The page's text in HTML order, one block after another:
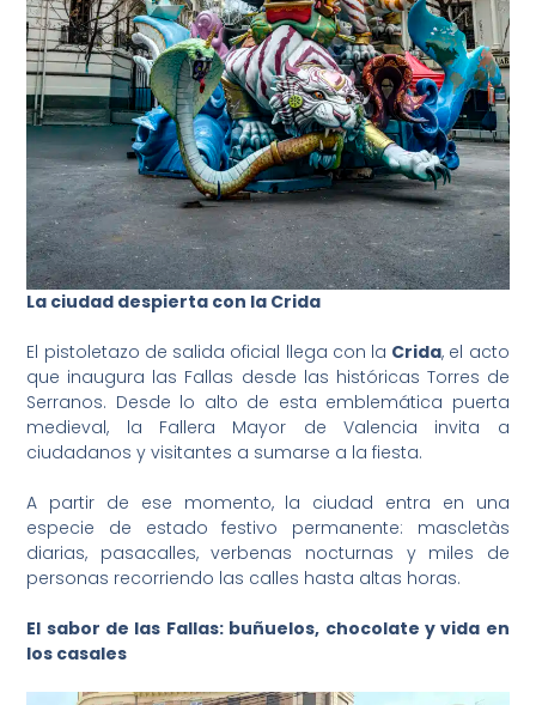
La ciudad despierta con la Crida
El pistoletazo de salida oficial llega con la Crida, el acto
que inaugura las Fallas desde las históricas Torres de
Serranos. Desde lo alto de esta emblemática puerta
medieval, la Fallera Mayor de Valencia invita a
ciudadanos y visitantes a sumarse a la fiesta.
A partir de ese momento, la ciudad entra en una
especie de estado festivo permanente: mascletàs
diarias, pasacalles, verbenas nocturnas y miles de
personas recorriendo las calles hasta altas horas.
El sabor de las Fallas: buñuelos, chocolate y vida en
los casales